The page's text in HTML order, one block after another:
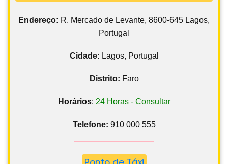
Endereço: R. Mercado de Levante, 8600-645 Lagos,
Portugal
Cidade: Lagos, Portugal
Distrito: Faro
Horários: 24 Horas - Consultar
Telefone: 910 000 555